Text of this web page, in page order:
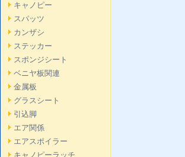
キャノピー
スパッツ
カンザシ
ステッカー
スポンジシート
ベニヤ板関連
金属板
グラスシート
引込脚
エア関係
エアスポイラー
キャノピーラッチ